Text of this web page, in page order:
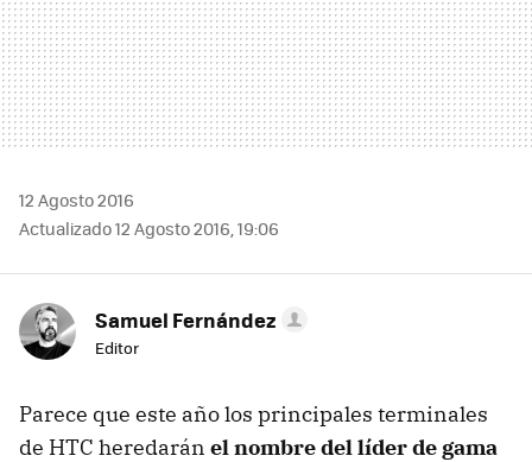
12 Agosto 2016
Actualizado 12 Agosto 2016, 19:06
Samuel Fernández
Editor
Parece que este año los principales terminales
de HTC heredarán el nombre del líder de gama